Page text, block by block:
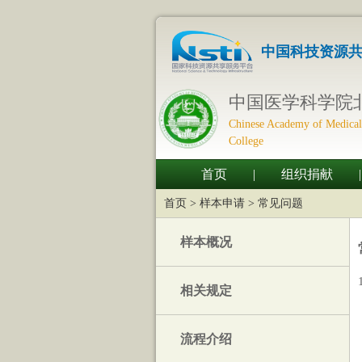
中国科技资源
中国医学科学院
Chinese Academy of
College
首页 | 组织捐献 |
首页 > 样本申请 > 常见问题
样本概况
相关规定
流程介绍